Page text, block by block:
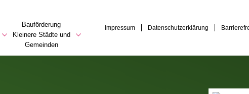
Bauförderung
Kleinere Städte und
Gemeinden
Impressum Datenschutzerklärung